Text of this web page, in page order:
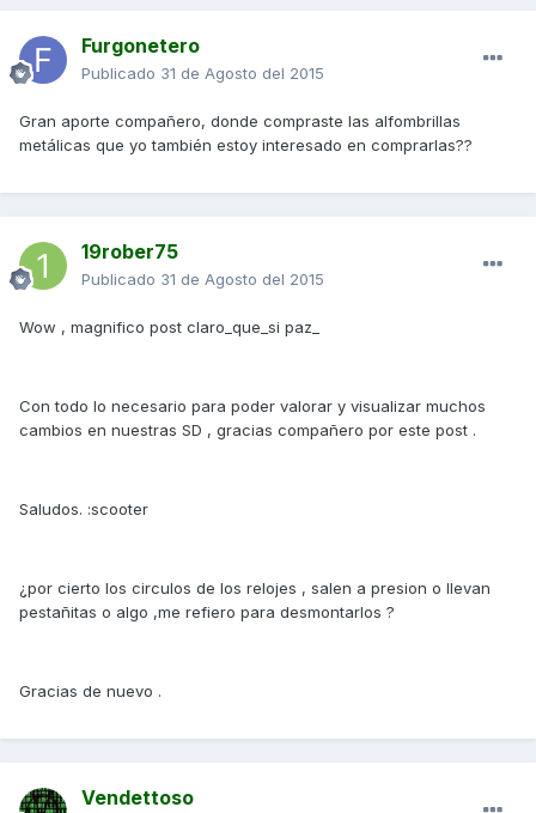
Furgonetero
Publicado 31 de Agosto del 2015
Gran aporte compañero, donde compraste las alfombrillas
metálicas que yo también estoy interesado en comprarlas??
19rober75
Publicado 31 de Agosto del 2015
Wow , magnifico post claro_que_si paz_
Con todo lo necesario para poder valorar y visualizar muchos
cambios en nuestras SD , gracias compañero por este post .
Saludos. :scooter
¿por cierto los circulos de los relojes , salen a presion o llevan
pestañitas o algo ,me refiero para desmontarlos ?
Gracias de nuevo .
Vendettoso